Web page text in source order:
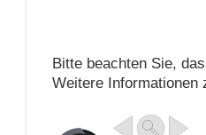
Bitte beachten Sie,
Weitere